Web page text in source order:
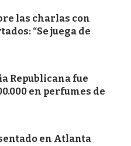
las charlas con
“Se juega de
Republicana fue
en perfumes de
en Atlanta